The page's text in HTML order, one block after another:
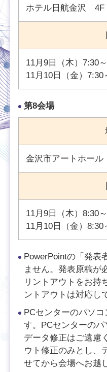
ホテル日航金沢
11月9日（木）7:30
11月10日（金）7:30
第8会場
金沢市アートホー
11月9日（木）8:30
11月10日（金）8:30
PowerPointの「発表
ません。発表原稿が
リントアウトをお持
ントアウトは対応し
PCセンターのパソ
す。PCセンターの
データ修正はご遠慮
ウト修正のみとし、
せてから会場へお越